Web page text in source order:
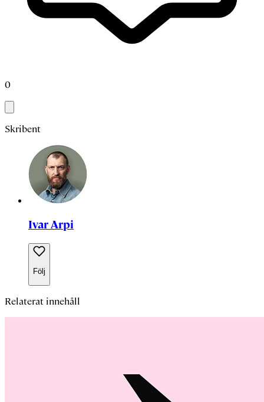
0
Skribent
Ivar Arpi
Följ
Relaterat innehåll